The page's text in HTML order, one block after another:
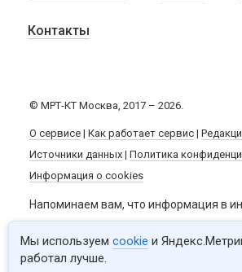
Контакты
© МРТ-КТ Москва, 2017 – 2026.
О сервисе| Как работает сервис|
Источники данных| Политика
Информация о cookies
Напоминаем вам, что информация в
медицинскую помощь. Обязательно
Мы используем cookie и
работал лучше.